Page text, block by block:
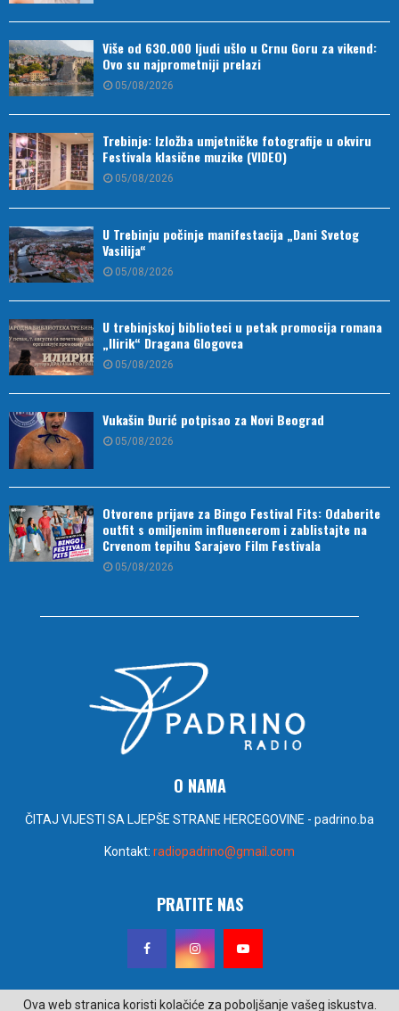
Više od 630.000 ljudi ušlo u Crnu Goru za vikend:
Ovo su najprometniji prelazi
05/08/2026
Trebinje: Izložba umjetničke fotografije u okviru
Festivala klasične muzike (VIDEO)
05/08/2026
U Trebinju počinje manifestacija „Dani Svetog
Vasilija“
05/08/2026
U trebinjskoj biblioteci u petak promocija romana
„Ilirik“ Dragana Glogovca
05/08/2026
Vukašin Đurić potpisao za Novi Beograd
05/08/2026
Otvorene prijave za Bingo Festival Fits: Odaberite
outfit s omiljenim influencerom i zablistajte na
Crvenom tepihu Sarajevo Film Festivala
05/08/2026
O NAMA
ČITAJ VIJESTI SA LJEPŠE STRANE HERCEGOVINE - padrino.ba
Kontakt: radiopadrino@gmail.com
PRATITE NAS
Ova web stranica koristi kolačiće za poboljšanje vašeg iskustva.